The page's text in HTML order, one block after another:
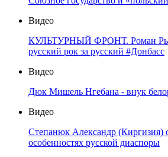
Видео
КУЛЬТУРНЫЙ ФРОНТ. Роман
русский рок за русский #Донбасс
Видео
Дюк Мишель Нгебана - внук
Видео
Степанюк Александр (Киргизия)
особенностях русской диаспоры